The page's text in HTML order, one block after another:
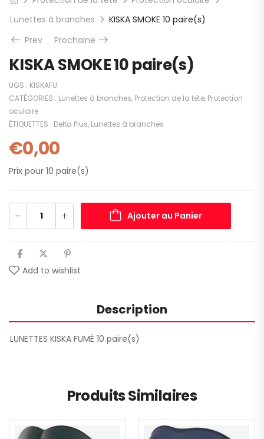
Lunettes à branches
KISKA SMOKE 10 paire(s)
Prev
Prochaine
KISKA SMOKE 10 paire(s)
UGS : KISKAFU
CATÉGORIES : Lunettes à branches, Protection de la tête, Protection
oculaire
ÉTIQUETTES : Delta Plus, Lunettes à branches
€0,00
Prix pour 10 paire(s)
Ajouter au Panier
Add to wishlist
Description
LUNETTES KISKA FUMÉ 10 paire(s)
Produits Similaires